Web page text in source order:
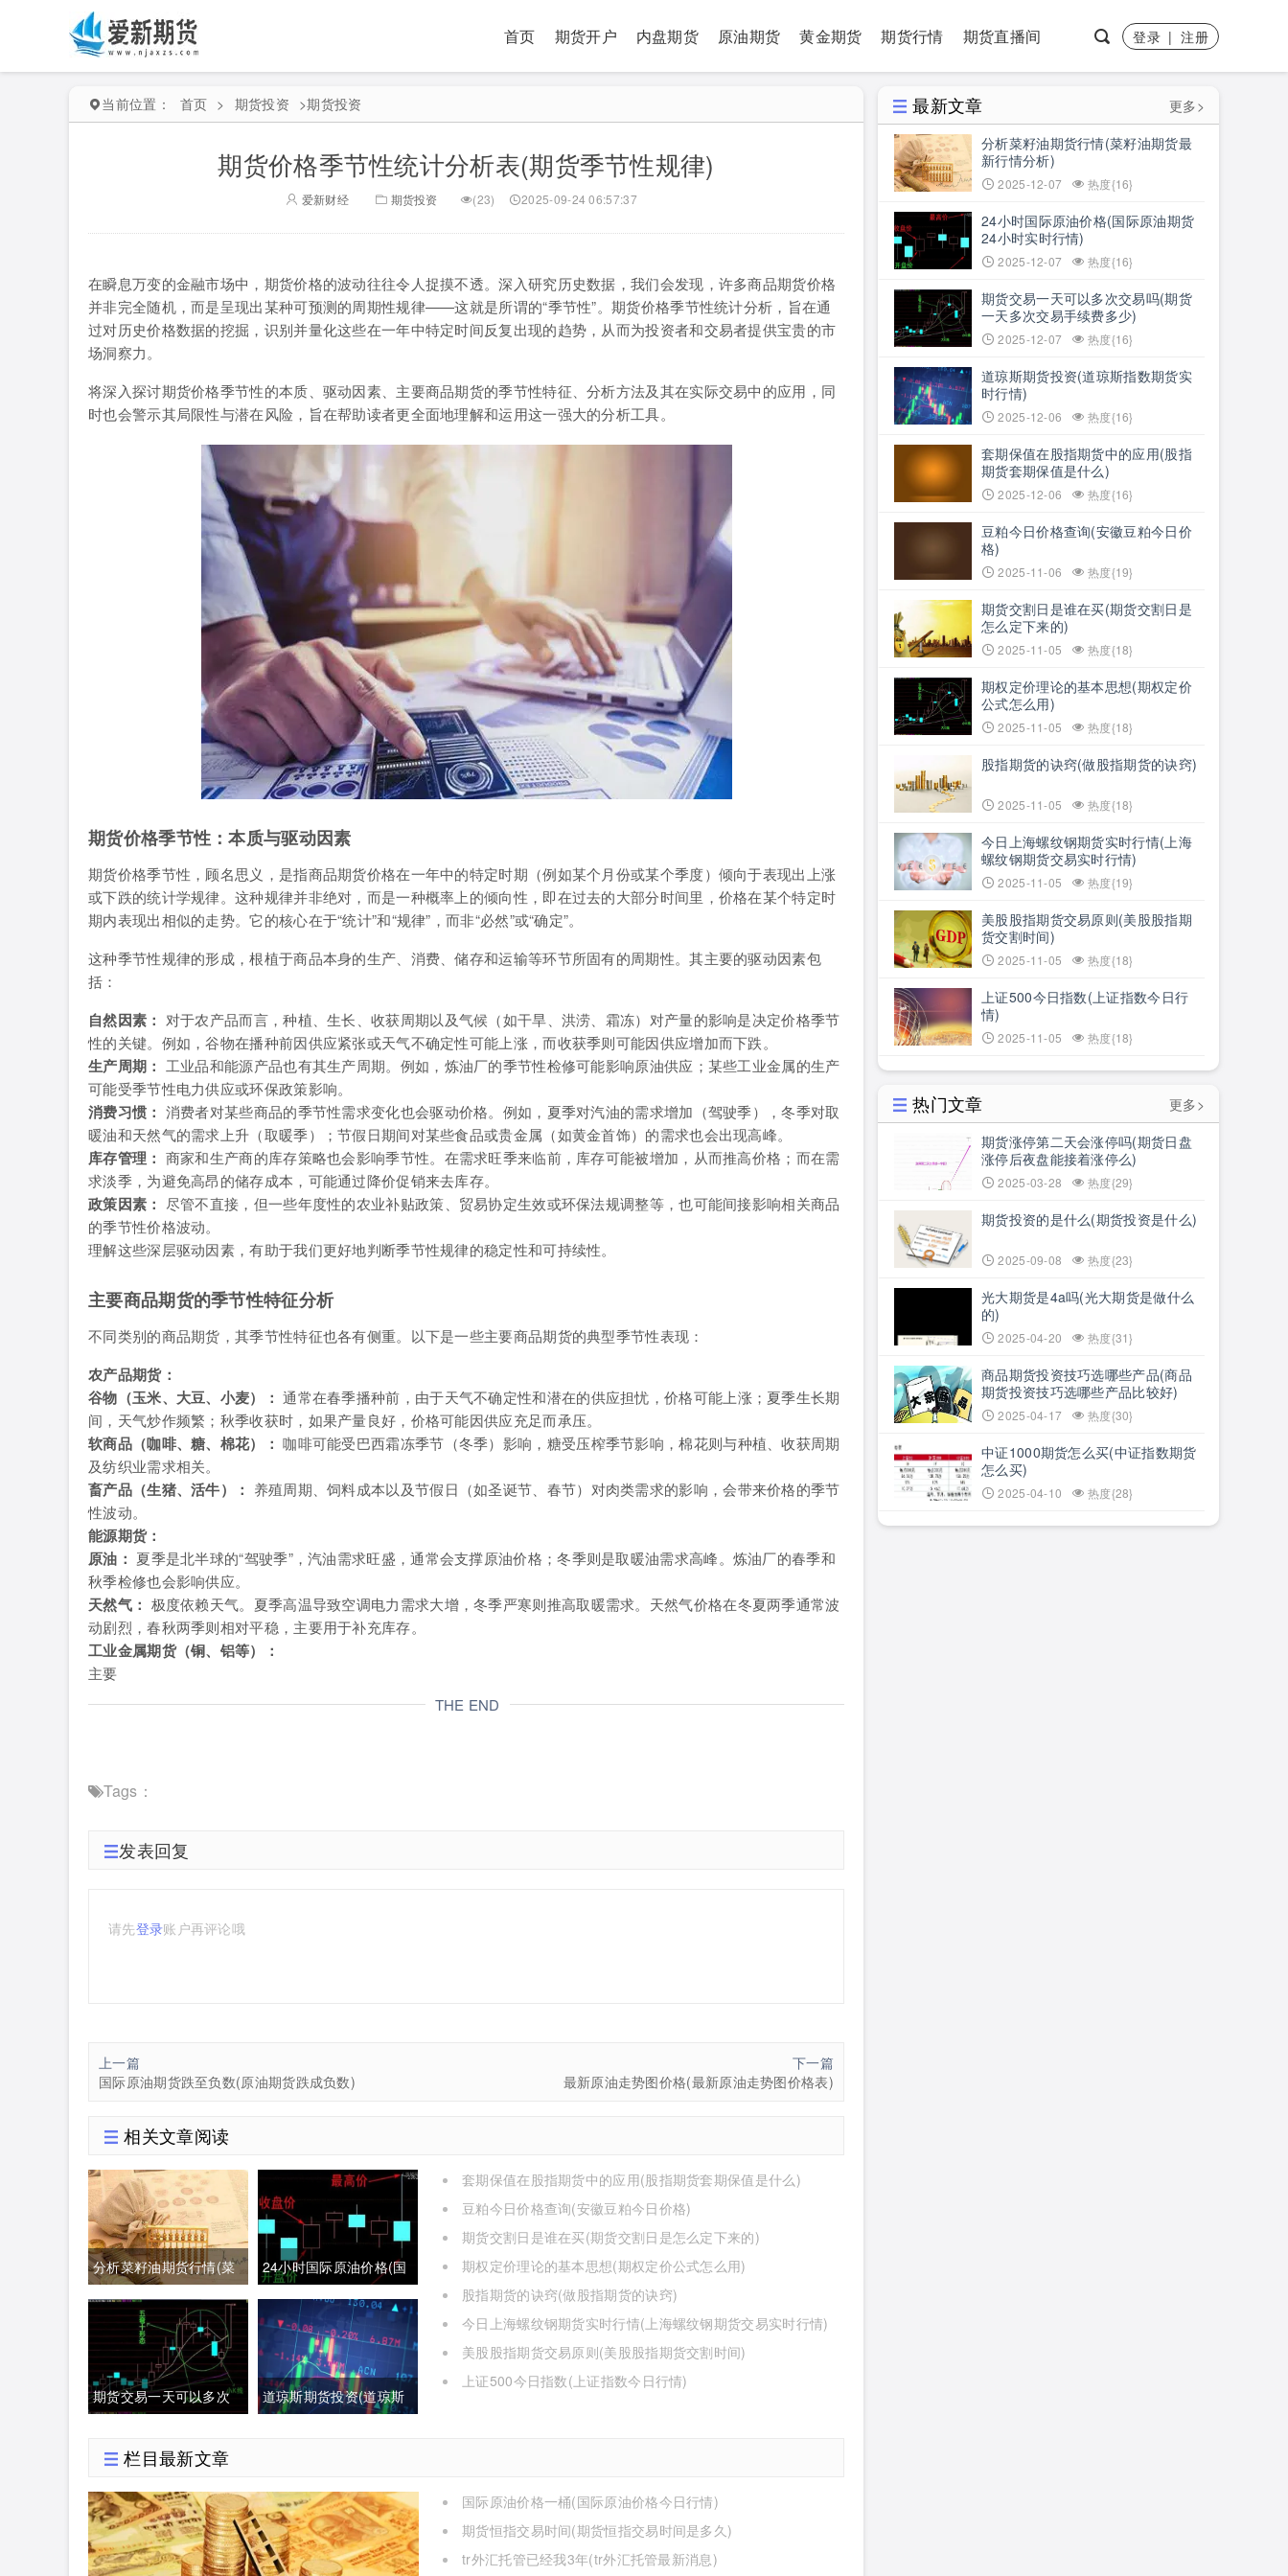
首页 期货开户 内盘期货 原油期货 黄金期货 期货行情 期货直播间 登录|注册
当前位置： 首页 > 期货投资 >期货投资
期货价格季节性统计分析表(期货季节性规律)
爱新财经 期货投资 (23) 2025-09-24 06:57:37
在瞬息万变的金融市场中，期货价格的波动往往令人捉摸不透。深入研究历史数据，我们会发现，许多商品期货价格
并非完全随机，而是呈现出某种可预测的周期性规律——这就是所谓的“季节性”。期货价格季节性统计分析，旨在通
过对历史价格数据的挖掘，识别并量化这些在一年中特定时间反复出现的趋势，从而为投资者和交易者提供宝贵的市
场洞察力。
将深入探讨期货价格季节性的本质、驱动因素、主要商品期货的季节性特征、分析方法及其在实际交易中的应用，同
时也会警示其局限性与潜在风险，旨在帮助读者更全面地理解和运用这一强大的分析工具。
期货价格季节性：本质与驱动因素
期货价格季节性，顾名思义，是指商品期货价格在一年中的特定时期（例如某个月份或某个季度）倾向于表现出上涨
或下跌的统计学规律。这种规律并非绝对，而是一种概率上的倾向性，即在过去的大部分时间里，价格在某个特定时
期内表现出相似的走势。它的核心在于“统计”和“规律”，而非“必然”或“确定”。
这种季节性规律的形成，根植于商品本身的生产、消费、储存和运输等环节所固有的周期性。其主要的驱动因素包
括：
自然因素： 对于农产品而言，种植、生长、收获周期以及气候（如干旱、洪涝、霜冻）对产量的影响是决定价格季节
性的关键。例如，谷物在播种前因供应紧张或天气不确定性可能上涨，而收获季则可能因供应增加而下跌。
生产周期： 工业品和能源产品也有其生产周期。例如，炼油厂的季节性检修可能影响原油供应；某些工业金属的生产
可能受季节性电力供应或环保政策影响。
消费习惯： 消费者对某些商品的季节性需求变化也会驱动价格。例如，夏季对汽油的需求增加（驾驶季），冬季对取
暖油和天然气的需求上升（取暖季）；节假日期间对某些食品或贵金属（如黄金首饰）的需求也会出现高峰。
库存管理： 商家和生产商的库存策略也会影响季节性。在需求旺季来临前，库存可能被增加，从而推高价格；而在需
求淡季，为避免高昂的储存成本，可能通过降价促销来去库存。
政策因素： 尽管不直接，但一些年度性的农业补贴政策、贸易协定生效或环保法规调整等，也可能间接影响相关商品
的季节性价格波动。
理解这些深层驱动因素，有助于我们更好地判断季节性规律的稳定性和可持续性。
主要商品期货的季节性特征分析
不同类别的商品期货，其季节性特征也各有侧重。以下是一些主要商品期货的典型季节性表现：
农产品期货：
谷物（玉米、大豆、小麦）： 通常在春季播种前，由于天气不确定性和潜在的供应担忧，价格可能上涨；夏季生长期
间，天气炒作频繁；秋季收获时，如果产量良好，价格可能因供应充足而承压。
软商品（咖啡、糖、棉花）： 咖啡可能受巴西霜冻季节（冬季）影响，糖受压榨季节影响，棉花则与种植、收获周期
及纺织业需求相关。
畜产品（生猪、活牛）： 养殖周期、饲料成本以及节假日（如圣诞节、春节）对肉类需求的影响，会带来价格的季节
性波动。
能源期货：
原油： 夏季是北半球的“驾驶季”，汽油需求旺盛，通常会支撑原油价格；冬季则是取暖油需求高峰。炼油厂的春季和
秋季检修也会影响供应。
天然气： 极度依赖天气。夏季高温导致空调电力需求大增，冬季严寒则推高取暖需求。天然气价格在冬夏两季通常波
动剧烈，春秋两季则相对平稳，主要用于补充库存。
工业金属期货（铜、铝等）：
主要
THE END
Tags：
发表回复
请先登录账户再评论哦
上一篇
国际原油期货跌至负数(原油期货跌成负数)
下一篇
最新原油走势图价格(最新原油走势图价格表)
相关文章阅读
分析菜籽油期货行情(菜
籽油期货最新行情分析)
24小时国际原油价格(国
际原油期货24小时实时
期货交易一天可以多次
易手续费多少)
道琼斯期货投资(道琼斯
套期保值在股指期货中的应用(股指期货套期保值是什么)
豆粕今日价格查询(安徽豆粕今日价格)
期货交割日是谁在买(期货交割日是怎么定下来的)
期权定价理论的基本思想(期权定价公式怎么用)
股指期货的诀窍(做股指期货的诀窍)
今日上海螺纹钢期货实时行情(上海螺纹钢期货交易实时行情)
美股股指期货交易原则(美股股指期货交割时间)
上证500今日指数(上证指数今日行情)
栏目最新文章
国际原油价格一桶(国际原油价格今日行情)
期货恒指交易时间(期货恒指交易时间是多久)
tr外汇托管已经我3年(tr外汇托管最新消息)
最新文章
更多>
分析菜籽油期货行情(菜籽油期货最
新行情分析)
2025-12-07 热度{16}
24小时国际原油价格(国际原油期货
24小时实时行情)
2025-12-07 热度{16}
期货交易一天可以多次交易吗(期货
一天多次交易手续费多少)
2025-12-07 热度{16}
道琼斯期货投资(道琼斯指数期货实
时行情)
2025-12-06 热度{16}
套期保值在股指期货中的应用(股指
期货套期保值是什么)
2025-12-06 热度{16}
豆粕今日价格查询(安徽豆粕今日价
格)
2025-11-06 热度{19}
期货交割日是谁在买(期货交割日是
怎么定下来的)
2025-11-05 热度{18}
期权定价理论的基本思想(期权定价
公式怎么用)
2025-11-05 热度{18}
股指期货的诀窍(做股指期货的诀窍)
2025-11-05 热度{18}
今日上海螺纹钢期货实时行情(上海
螺纹钢期货交易实时行情)
2025-11-05 热度{19}
美股股指期货交易原则(美股股指期
货交割时间)
2025-11-05 热度{18}
上证500今日指数(上证指数今日行
情)
2025-11-05 热度{18}
热门文章
更多>
期货涨停第二天会涨停吗(期货日盘
涨停后夜盘能接着涨停么)
2025-03-28 热度{29}
期货投资的是什么(期货投资是什么)
2025-09-08 热度{23}
光大期货是4a吗(光大期货是做什么
的)
2025-04-20 热度{31}
商品期货投资技巧选哪些产品(商品
期货投资技巧选哪些产品比较好)
2025-04-17 热度{30}
中证1000期货怎么买(中证指数期货
怎么买)
2025-04-10 热度{28}